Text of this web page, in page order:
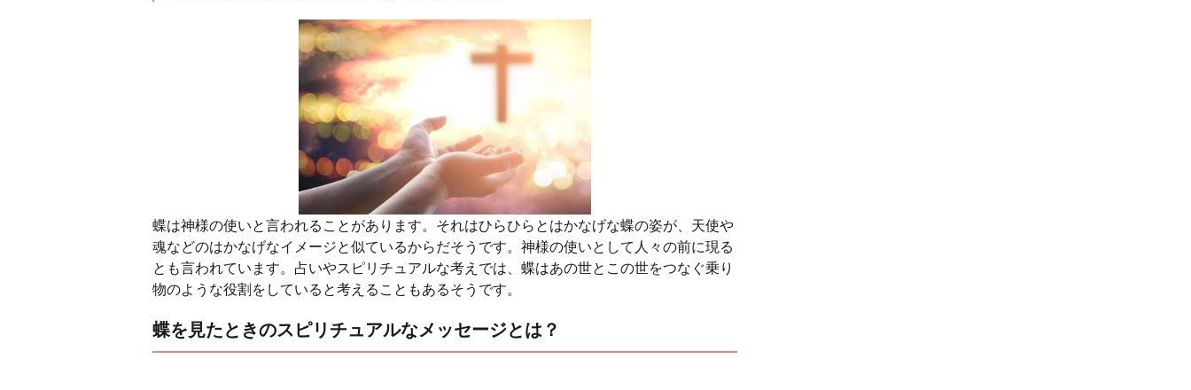
蝶は神様の使いと言われることがあります。それはひらひらとはかなげな蝶の姿が、天使や
魂などのはかなげなイメージと似ているからだそうです。神様の使いとして人々の前に現る
とも言われています。占いやスピリチュアルな考えでは、蝶はあの世とこの世をつなぐ乗り
物のような役割をしていると考えることもあるそうです。
蝶を見たときのスピリチュアルなメッセージとは？